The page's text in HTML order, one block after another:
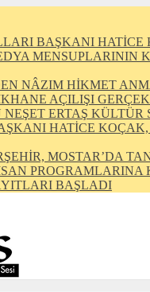
BAŞKANI
MENSUPLARININ
NÂZIM HİKMET
AÇILIŞI
ERTAŞ KÜLTÜR
HATİCE
MOSTAR’DA
PROGRAMLARINA
BAŞLADI